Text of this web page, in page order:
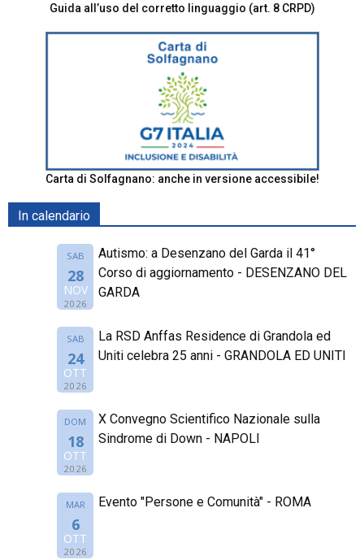
Guida all’uso del corretto linguaggio (art. 8 CRPD)
Carta di Solfagnano: anche in versione accessibile!
In calendario
SAB
28
NOV
2026
Autismo: a Desenzano del Garda il 41°
Corso di aggiornamento - DESENZANO DEL
GARDA
SAB
24
OTT
2026
La RSD Anffas Residence di Grandola ed
Uniti celebra 25 anni - GRANDOLA ED UNITI
DOM
18
OTT
2026
X Convegno Scientifico Nazionale sulla
Sindrome di Down - NAPOLI
MAR
6
OTT
2026
Evento "Persone e Comunità" - ROMA